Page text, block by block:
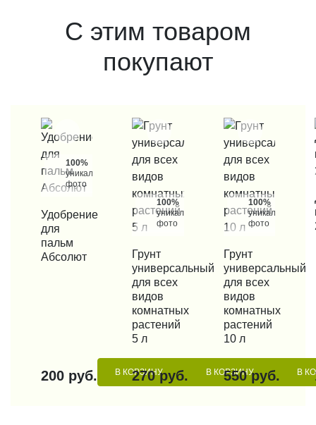
С этим товаром
покупают
100%
уникальные
фото
КУПИТЬ В 1 КЛИК
Удобрение
для
пальм
Абсолют
200 руб. В КОРЗИНУ
100%
уникальные
фото
КУПИТЬ В 1 КЛИК
Грунт
универсальный
для всех
видов
комнатных
растений
5 л
270 руб. В КОРЗИНУ
100%
уникальные
фото
КУПИТЬ В 1 КЛИК
Грунт
универсальный
для всех
видов
комнатных
растений
10 л
550 руб. В